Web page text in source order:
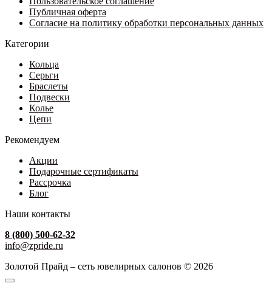
Публичная оферта
Согласие на политику обработки персональных данных
Категории
Кольца
Серьги
Браслеты
Подвески
Колье
Цепи
Рекомендуем
Акции
Подарочные сертификаты
Рассрочка
Блог
Наши контакты
8 (800) 500-62-32
info@zpride.ru
Золотой Прайд – сеть ювелирных салонов © 2026